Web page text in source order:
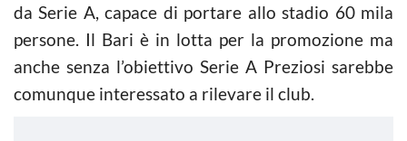
da Serie A, capace di portare allo stadio 60 mila
persone. Il Bari è in lotta per la promozione ma
anche senza l’obiettivo Serie A Preziosi sarebbe
comunque interessato a rilevare il club.